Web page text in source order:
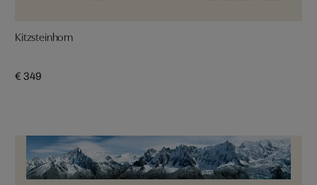
Kitzsteinhorn
€ 349